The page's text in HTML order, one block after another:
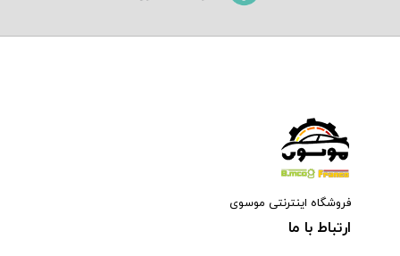
فروشگاه اینترنتی موسوی
ارتباط با ما